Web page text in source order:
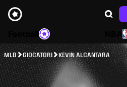
NBA
MLB GIOCATORI KEVIN ALCANTARA